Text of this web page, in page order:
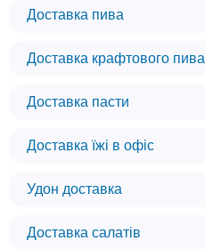
Доставка пива
Доставка крафтового пива
Доставка пасти
Доставка їжі в офіс
Удон доставка
Доставка салатів